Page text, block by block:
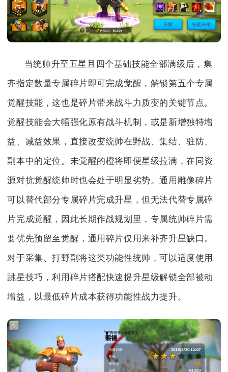
当统帅升至五星且四个基础技能全部满级后，集
齐指定数量专属碎片即可完成觉醒，解锁第五个专属
觉醒技能，这也是碎片带来战斗力质变的关键节点。
觉醒技能会大幅强化原有战斗机制，或是新增独特增
益、减益效果，直接改变统帅在野战、集结、驻防、
副本中的定位。未觉醒的橙将即便星级拉满，在同资
源对抗觉醒统帅时也会处于明显劣势。通用雕像碎片
可以替代部分专属碎片完成升星，但无法代替专属碎
片完成觉醒，因此长期作战规划里，专属统帅碎片需
要优先预留至觉醒，通用碎片仅用来补齐升星缺口。
对于采集、打野副将这类功能性统帅，可以适度使用
跳星技巧，利用碎片搭配快速提升星级解锁全部被动
增益，以最低碎片成本获得功能性战力提升。